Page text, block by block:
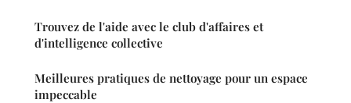
Trouvez de l'aide avec le club d'affaires et
d'intelligence collective
Meilleures pratiques de nettoyage pour un espace
impeccable